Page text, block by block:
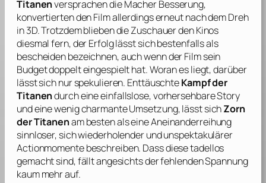
Titanenversprachen die Macher Besserung,
konvertierten den Film allerdings erneut nach dem Dreh
in 3D. Trotzdem blieben die Zuschauer den Kinos
diesmal fern, der Erfolg lässt sich bestenfalls als
bescheiden bezeichnen, auch wenn der Film sein
Budget doppelt eingespielt hat. Woran es liegt, darüber
lässt sich nur spekulieren. EnttäuschteKampf der
Titanendurch eine einfallslose, vorhersehbare Story
und eine wenig charmante Umsetzung, lässt sichZorn
der Titanenam besten als eine Aneinanderreihung
sinnloser, sich wiederholender und unspektakulärer
Actionmomente beschreiben. Dass diese tadellos
gemacht sind, fällt angesichts der fehlenden Spannung
kaum mehr auf.